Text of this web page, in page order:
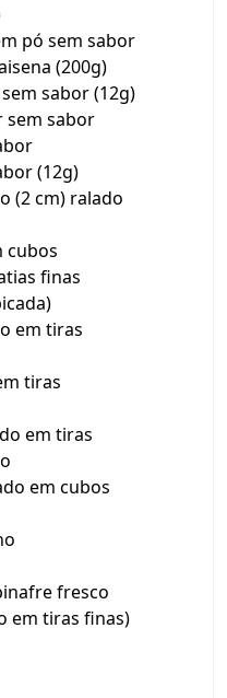
pó sem sabor
(200g)
sabor (12g)
sem sabor
(12g)
(2 cm) ralado
cubos
finas
em tiras
tiras
em tiras
em cubos
fresco
em tiras finas)